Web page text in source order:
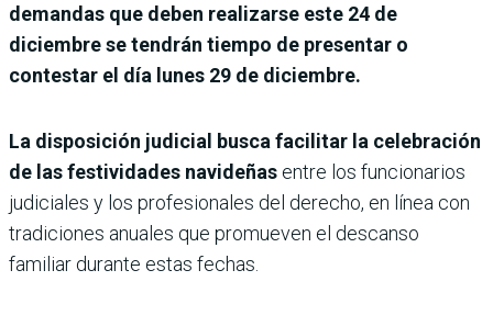
demandas que deben realizarse este 24 de
diciembre se tendrán tiempo de presentar o
contestar el día lunes 29 de diciembre.
La disposición judicial busca facilitar la celebración
de las festividades navideñas entre los funcionarios
judiciales y los profesionales del derecho, en línea con
tradiciones anuales que promueven el descanso
familiar durante estas fechas.